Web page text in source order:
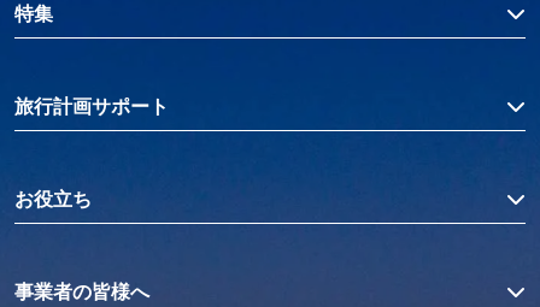
特集
旅行計画サポート
お役立ち
事業者の皆様へ